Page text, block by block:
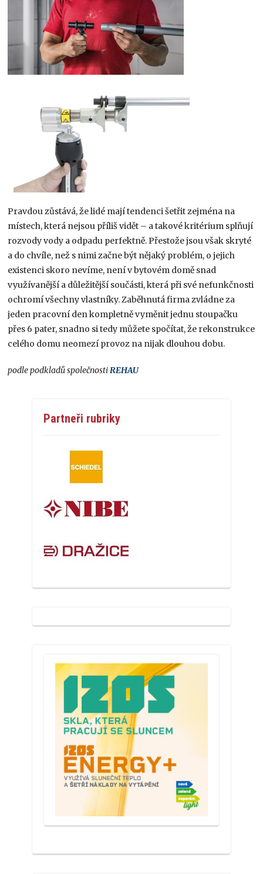
Pravdou zůstává, že lidé mají tendenci šetřit zejména na
místech, která nejsou příliš vidět – a takové kritérium splňují
rozvody vody a odpadu perfektně. Přestože jsou však skryté
a do chvíle, než s nimi začne být nějaký problém, o jejich
existenci skoro nevíme, není v bytovém domě snad
využívanější a důležitější součásti, která při své nefunkčnosti
ochromí všechny vlastníky. Zaběhnutá firma zvládne za
jeden pracovní den kompletně vyměnit jednu stoupačku
přes 6 pater, snadno si tedy můžete spočítat, že rekonstrukce
celého domu neomezí provoz na nijak dlouhou dobu.
podle podkladů společnosti REHAU
Partneři rubriky